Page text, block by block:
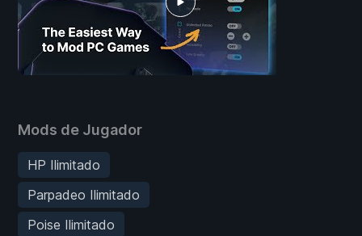
Mods de Jugador
HP Ilimitado
Parpadeo Ilimitado
Poise Ilimitado